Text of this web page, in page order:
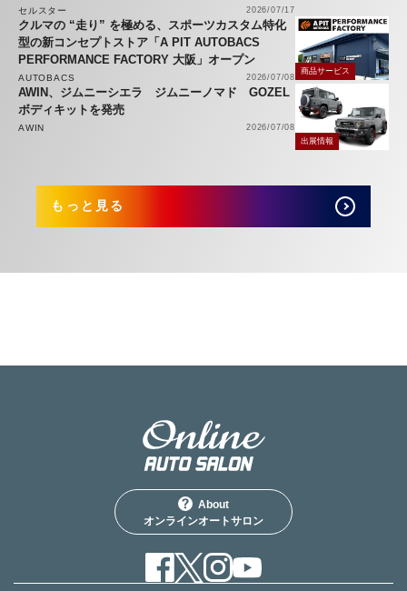
セルスター 2026/07/17
クルマの “走り” を極める、スポーツカスタム特化
型の新コンセプトストア「A PIT AUTOBACS
PERFORMANCE FACTORY 大阪」オープン
AUTOBACS 2026/07/08
商品サービス
AWIN、ジムニーシエラ ジムニーノマド GOZEL
ボディキットを発売
AWIN
2026/07/08
出展情報
もっと見る
About
オンラインオートサロン